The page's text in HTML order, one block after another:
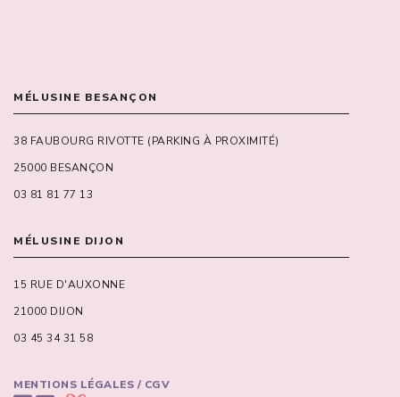
MÉLUSINE BESANÇON
38 FAUBOURG RIVOTTE (PARKING À PROXIMITÉ)
25000 BESANÇON
03 81 81 77 13
MÉLUSINE DIJON
15 RUE D'AUXONNE
21000 DIJON
03 45 34 31 58
MENTIONS LÉGALES / CGV